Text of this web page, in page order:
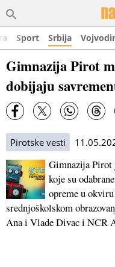
Sport Srbija
Gimnazija Pirot
dobijaju
Pirotske vesti
Gimnazija Pirot
koje su
opreme u
srednjoškolskom
Ana i Vlade Divac i NCR